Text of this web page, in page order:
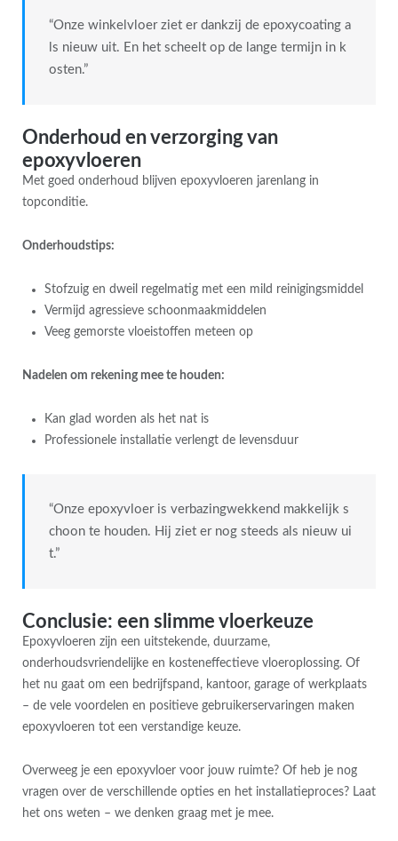
“Onze winkelvloer ziet er dankzij de epoxycoating a
ls nieuw uit. En het scheelt op de lange termijn in k
osten.”
Onderhoud en verzorging van
epoxyvloeren
Met goed onderhoud blijven epoxyvloeren jarenlang in
topconditie.
Onderhoudstips:
Stofzuig en dweil regelmatig met een mild reinigingsmiddel
Vermijd agressieve schoonmaakmiddelen
Veeg gemorste vloeistoffen meteen op
Nadelen om rekening mee te houden:
Kan glad worden als het nat is
Professionele installatie verlengt de levensduur
“Onze epoxyvloer is verbazingwekkend makkelijk s
choon te houden. Hij ziet er nog steeds als nieuw ui
t.”
Conclusie: een slimme vloerkeuze
Epoxyvloeren zijn een uitstekende, duurzame,
onderhoudsvriendelijke en kosteneffectieve vloeroplossing. Of
het nu gaat om een bedrijfspand, kantoor, garage of werkplaats
– de vele voordelen en positieve gebruikerservaringen maken
epoxyvloeren tot een verstandige keuze.
Overweeg je een epoxyvloer voor jouw ruimte? Of heb je nog
vragen over de verschillende opties en het installatieproces? Laat
het ons weten – we denken graag met je mee.